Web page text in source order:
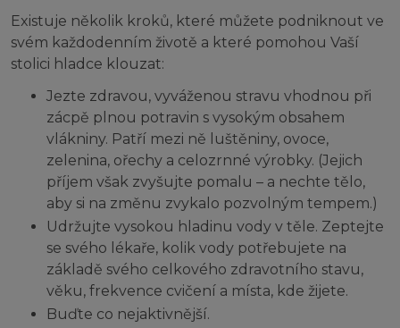
Existuje několik kroků, které můžete podniknout ve
svém každodenním životě a které pomohou Vaší
stolici hladce klouzat:
Jezte zdravou, vyváženou stravu vhodnou při
zácpě plnou potravin s vysokým obsahem
vlákniny. Patří mezi ně luštěniny, ovoce,
zelenina, ořechy a celozrnné výrobky. (Jejich
příjem však zvyšujte pomalu – a nechte tělo,
aby si na změnu zvykalo pozvolným tempem.)
Udržujte vysokou hladinu vody v těle. Zeptejte
se svého lékaře, kolik vody potřebujete na
základě svého celkového zdravotního stavu,
věku, frekvence cvičení a místa, kde žijete.
Buďte co nejaktivnější.